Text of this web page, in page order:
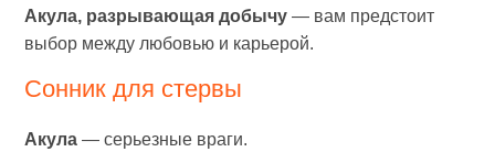
Акула, разрывающая добычу — вам предстоит
выбор между любовью и карьерой.
Сонник для стервы
Акула — серьезные враги.